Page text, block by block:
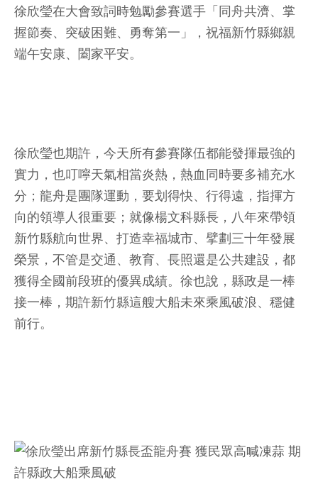
徐欣瑩在大會致詞時勉勵參賽選手「同舟共濟、掌
握節奏、突破困難、勇奪第一」，祝福新竹縣鄉親
端午安康、闔家平安。
徐欣瑩也期許，今天所有參賽隊伍都能發揮最強的
實力，也叮嚀天氣相當炎熱，熱血同時要多補充水
分；龍舟是團隊運動，要划得快、行得遠，指揮方
向的領導人很重要；就像楊文科縣長，八年來帶領
新竹縣航向世界、打造幸福城市、擘劃三十年發展
榮景，不管是交通、教育、長照還是公共建設，都
獲得全國前段班的優異成績。徐也說，縣政是一棒
接一棒，期許新竹縣這艘大船未來乘風破浪、穩健
前行。